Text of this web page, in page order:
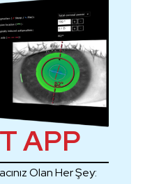
APP
Olan Her Şey: